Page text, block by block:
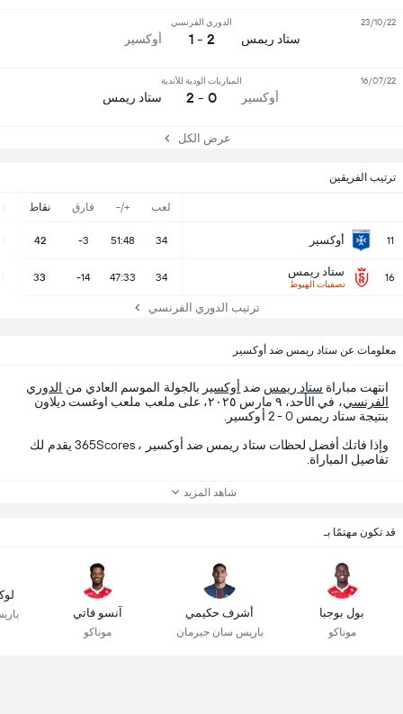
ترتيب الفريقين
لعب +/- فارق نقاط
11 أوكسير 34
51:48
-3
42
16 ستاد ريمس
تصفيات الهبوط
34
47:33
-14
33
ترتيب الدوري الفرنسي
ستاد ريمس
الدوري الفرنسي
2 - 1 أوكسير
23/10/22
أوكسير
المباريات الودية للأندية
0 - 2 ستاد ريمس
16/07/22
عرض الكل
معلومات عن ستاد ريمس ضد أوكسير
انتهت مباراة ستاد ريمس ضد أوكسير بالجولة الموسم العادي من الدوري
الفرنسي
، في الأحد، ٩ مارس ٢٠٢٥، على ملعب ملعب اوغست ديلاون
بنتيجة ستاد ريمس 0 - 2 أوكسير.
وإذا فاتك أفضل لحظات ستاد ريمس ضد أوكسير ، 365Scores يقدم لك
تفاصيل المباراة.
شاهد المزيد
قد تكون مهتمًا بـ
بول بوجبا
موناكو
أشرف حكيمي
باريس سان جيرمان
آنسو فاتي
موناكو